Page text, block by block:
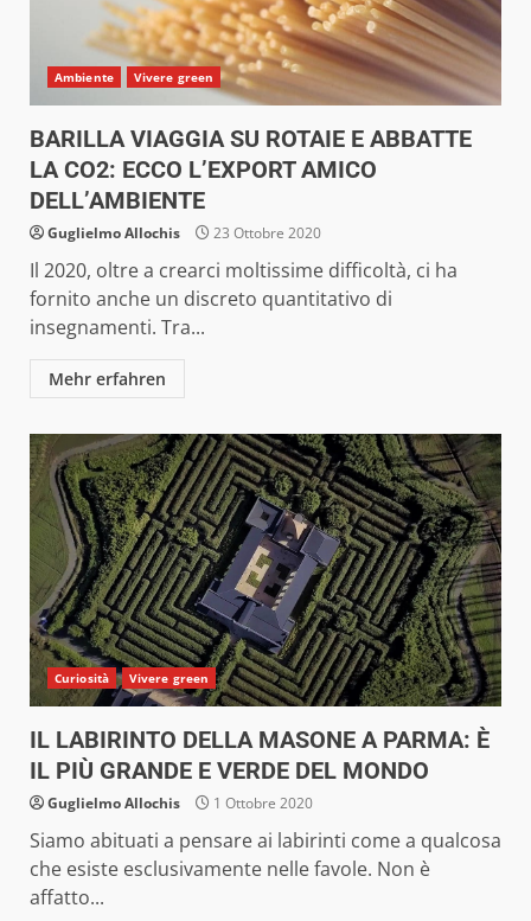
Ambiente Vivere green
BARILLA VIAGGIA SU ROTAIE E ABBATTE
LA CO2: ECCO L’EXPORT AMICO
DELL’AMBIENTE
Guglielmo Allochis 23 Ottobre 2020
Il 2020, oltre a crearci moltissime difficoltà, ci ha
fornito anche un discreto quantitativo di
insegnamenti. Tra...
Mehr erfahren
Curiosità Vivere green
IL LABIRINTO DELLA MASONE A PARMA: È
IL PIÙ GRANDE E VERDE DEL MONDO
Guglielmo Allochis 1 Ottobre 2020
Siamo abituati a pensare ai labirinti come a qualcosa
che esiste esclusivamente nelle favole. Non è
affatto...